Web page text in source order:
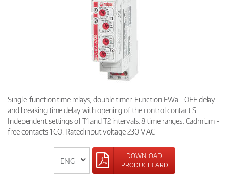
Single-function time relays, double timer. Function EWa - OFF delay
and breaking time delay with opening of the control contact S.
Independent settings of T1 and T2 intervals. 8 time ranges. Cadmium -
free contacts 1 CO. Rated input voltage 230 V AC
DOWNLOAD
PRODUCT CARD